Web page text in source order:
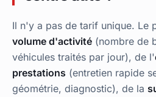
Il n'y a pas de tarif unique. Le
volume d'activité (nombre de
véhicules traités par jour), de l'
prestations (entretien rapide
géométrie, diagnostic), de la